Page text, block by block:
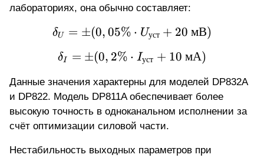
лабораториях, она обычно составляет:
\delta_U = \pm (0,05
δU = ±(0, 05% ⋅ Uуст + 20 мВ)
\delta_I = \pm (0,2
δI = ±(0, 2% ⋅ Iуст + 10 мА)
Данные значения характерны для моделей DP832A
и DP822. Модель DP811A обеспечивает более
высокую точность в одноканальном исполнении за
счёт оптимизации силовой части.
Нестабильность выходных параметров при